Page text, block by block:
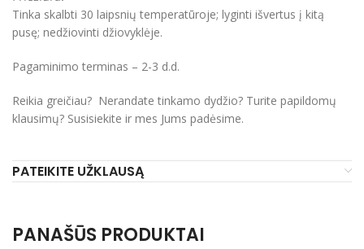
Tinka skalbti 30 laipsnių temperatūroje; lyginti išvertus į kitą
pusę; nedžiovinti džiovyklėje.
Pagaminimo terminas – 2-3 d.d.
Reikia greičiau? Nerandate tinkamo dydžio? Turite papildomų
klausimų? Susisiekite ir mes Jums padėsime.
PATEIKITE UŽKLAUSĄ
PANAŠŪS PRODUKTAI